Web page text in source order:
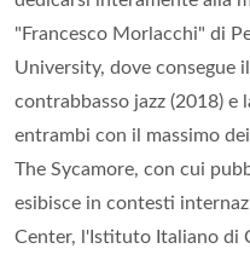
"Francesco Morlacchi" di
University, dove consegue
contrabbasso jazz (2018) e
entrambi con il massimo
The Sycamore, con cui
esibisce in contesti
Center, l'Istituto Italiano di